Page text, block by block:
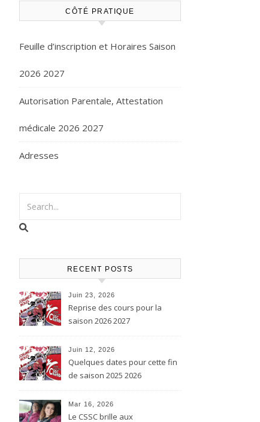
CÔTÉ PRATIQUE
Feuille d’inscription et Horaires Saison
2026 2027
Autorisation Parentale, Attestation
médicale 2026 2027
Adresses
RECENT POSTS
Juin 23, 2026
Reprise des cours pour la
saison 2026 2027
Juin 12, 2026
Quelques dates pour cette fin
de saison 2025 2026
Mar 16, 2026
Le CSSC brille aux